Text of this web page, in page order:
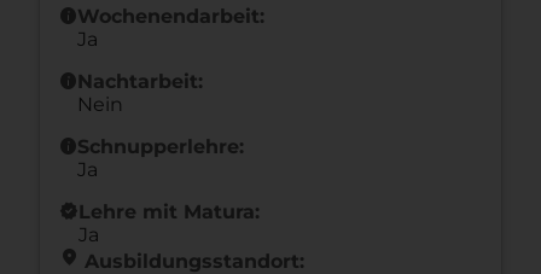
infoWochenendarbeit:
Ja
infoNachtarbeit:
Nein
infoSchnupperlehre:
Ja
new_releasesLehre mit Matura:
Ja
location_on Ausbildungsstandort: